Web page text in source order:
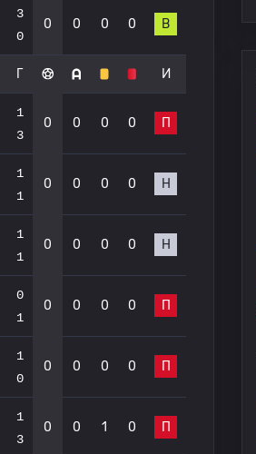
3
0
0 0 0 0 В
Г И
1
3
0 0 0 0 П
1
1
0 0 0 0 Н
1
1
0 0 0 0 Н
0
1
0 0 0 0 П
1
0
0 0 0 0 П
1
3
0 0 1 0 П